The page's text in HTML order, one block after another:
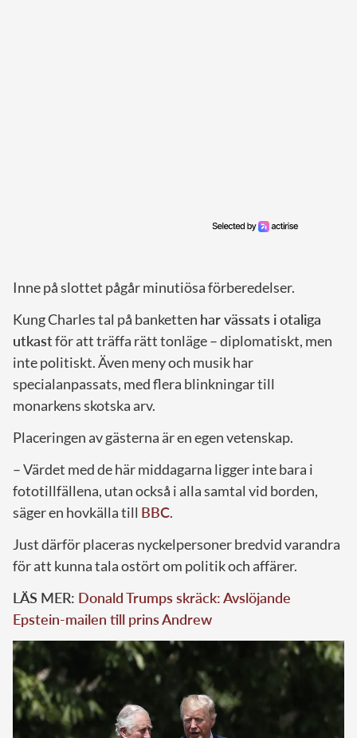
Inne på slottet pågår minutiösa förberedelser.
Kung Charles tal på banketten har vässats i otaliga
utkastför att träffa rätt tonläge – diplomatiskt, men
inte politiskt. Även meny och musik har
specialanpassats, med flera blinkningar till
monarkens skotska arv.
Placeringen av gästerna är en egen vetenskap.
– Värdet med de här middagarna ligger inte bara i
fototillfällena, utan också i alla samtal vid borden,
säger en hovkälla till BBC.
Just därför placeras nyckelpersoner bredvid varandra
för att kunna tala ostört om politik och affärer.
LÄS MER: Donald Trumps skräck: Avslöjande
Epstein-mailen till prins Andrew